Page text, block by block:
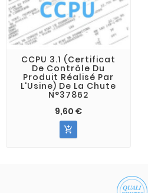
CCPU 3.1 (Certificat
De Contrôle Du
Produit Réalisé Par
L'Usine) De La Chute
N°37862
9,60 €
